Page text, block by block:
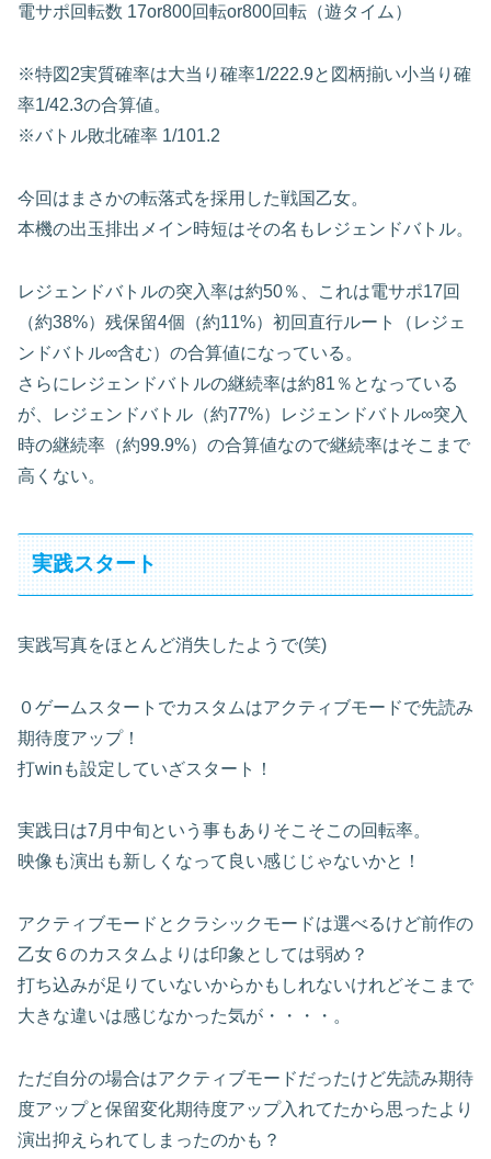
電サポ回転数 17or800回転or800回転（遊タイム）
※特図2実質確率は大当り確率1/222.9と図柄揃い小当り確
率1/42.3の合算値。
※バトル敗北確率 1/101.2
今回はまさかの転落式を採用した戦国乙女。
本機の出玉排出メイン時短はその名もレジェンドバトル。
レジェンドバトルの突入率は約50％、これは電サポ17回
（約38%）残保留4個（約11%）初回直行ルート（レジェ
ンドバトル∞含む）の合算値になっている。
さらにレジェンドバトルの継続率は約81％となっている
が、レジェンドバトル（約77%）レジェンドバトル∞突入
時の継続率（約99.9%）の合算値なので継続率はそこまで
高くない。
実践スタート
実践写真をほとんど消失したようで(笑)
０ゲームスタートでカスタムはアクティブモードで先読み
期待度アップ！
打winも設定していざスタート！
実践日は7月中旬という事もありそこそこの回転率。
映像も演出も新しくなって良い感じじゃないかと！
アクティブモードとクラシックモードは選べるけど前作の
乙女６のカスタムよりは印象としては弱め？
打ち込みが足りていないからかもしれないけれどそこまで
大きな違いは感じなかった気が・・・・。
ただ自分の場合はアクティブモードだったけど先読み期待
度アップと保留変化期待度アップ入れてたから思ったより
演出抑えられてしまったのかも？